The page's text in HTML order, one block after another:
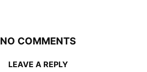
NO COMMENTS
LEAVE A REPLY